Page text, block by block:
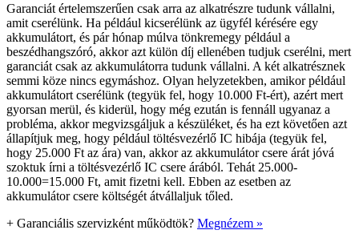
Garanciát értelemszerűen csak arra az alkatrészre tudunk vállalni,
amit cserélünk. Ha például kicserélünk az ügyfél kérésére egy
akkumulátort, és pár hónap múlva tönkremegy például a
beszédhangszóró, akkor azt külön díj ellenében tudjuk cserélni, mert
garanciát csak az akkumulátorra tudunk vállalni. A két alkatrésznek
semmi köze nincs egymáshoz. Olyan helyzetekben, amikor például
akkumulátort cserélünk (tegyük fel, hogy 10.000 Ft-ért), azért mert
gyorsan merül, és kiderül, hogy még ezután is fennáll ugyanaz a
probléma, akkor megvizsgáljuk a készüléket, és ha ezt követően azt
állapítjuk meg, hogy például töltésvezérlő IC hibája (tegyük fel,
hogy 25.000 Ft az ára) van, akkor az akkumulátor csere árát jóvá
szoktuk írni a töltésvezérlő IC csere árából. Tehát 25.000-
10.000=15.000 Ft, amit fizetni kell. Ebben az esetben az
akkumulátor csere költségét átvállaljuk tőled.
+ Garanciális szervizként működtök? Megnézem »